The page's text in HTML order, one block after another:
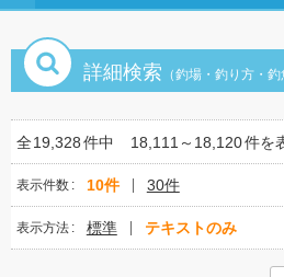
詳細検索 （釣場・釣り方・
全19,328件中 18,111～18,120件を
表示件数 10件 30件
表示方法 標準 テキストのみ